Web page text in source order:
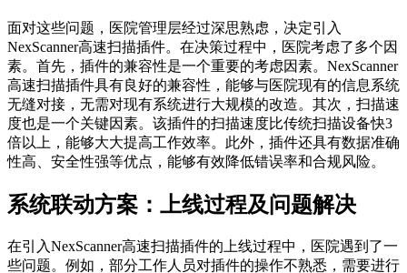
面对这些问题，医院管理层经过深思熟虑，决定引入
NexScanner高速扫描插件。在决策过程中，医院考虑了多个因
素。首先，插件的兼容性是一个重要的考虑因素。NexScanner
高速扫描插件具有良好的兼容性，能够与医院现有的信息系统
无缝对接，无需对现有系统进行大规模的改造。其次，扫描速
度也是一个关键因素。该插件的扫描速度比传统扫描设备快3
倍以上，能够大大提高工作效率。此外，插件还具有数据准确
性高、安全性强等优点，能够有效降低错误率和合规风险。
系统联动方案：上线过程及问题解决
在引入NexScanner高速扫描插件的上线过程中，医院遇到了一
些问题。例如，部分工作人员对插件的操作不熟悉，需要进行